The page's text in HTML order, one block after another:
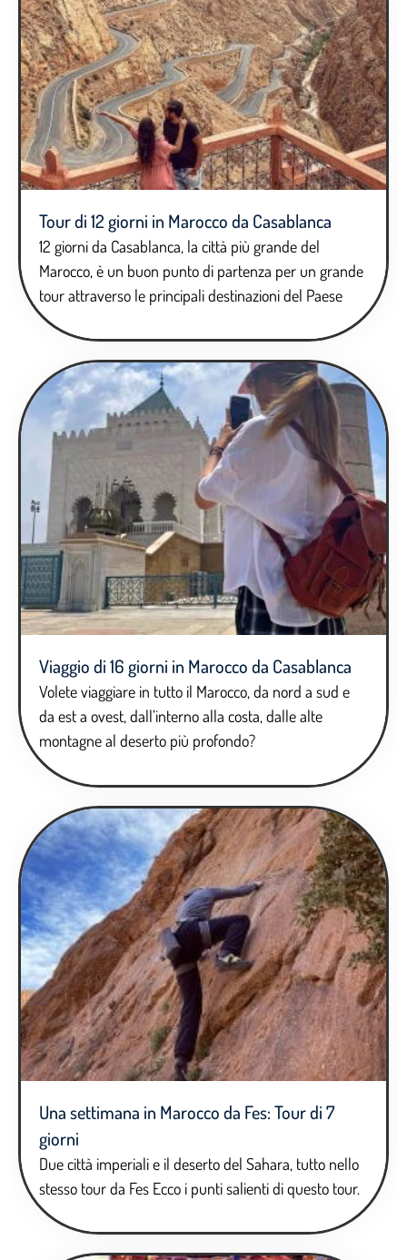
Tour di 12 giorni in Marocco da Casablanca
12 giorni da Casablanca, la città più grande del
Marocco, è un buon punto di partenza per un grande
tour attraverso le principali destinazioni del Paese
Viaggio di 16 giorni in Marocco da Casablanca
Volete viaggiare in tutto il Marocco, da nord a sud e
da est a ovest, dall’interno alla costa, dalle alte
montagne al deserto più profondo?
Una settimana in Marocco da Fes: Tour di 7
giorni
Due città imperiali e il deserto del Sahara, tutto nello
stesso tour da Fes Ecco i punti salienti di questo tour.